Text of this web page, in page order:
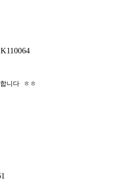
니다 ㅎㅎ